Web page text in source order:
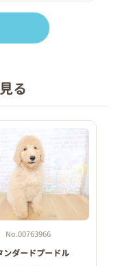
る
No.00763966
ンダードプードル